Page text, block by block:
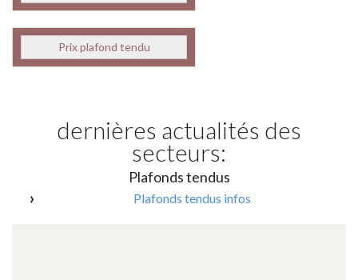
Prix plafond tendu
dernières actualités des
secteurs:
Plafonds tendus
Plafonds tendus infos